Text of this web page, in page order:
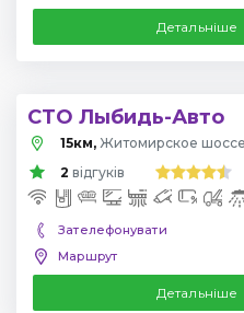
Детальніше
СТО Лыбидь-Авто
15км, Житомирское шоссе
2 відгуків
Зателефонувати
Маршрут
Детальніше